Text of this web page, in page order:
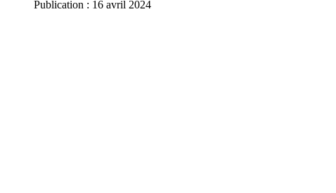
Publication : 16 avril 2024